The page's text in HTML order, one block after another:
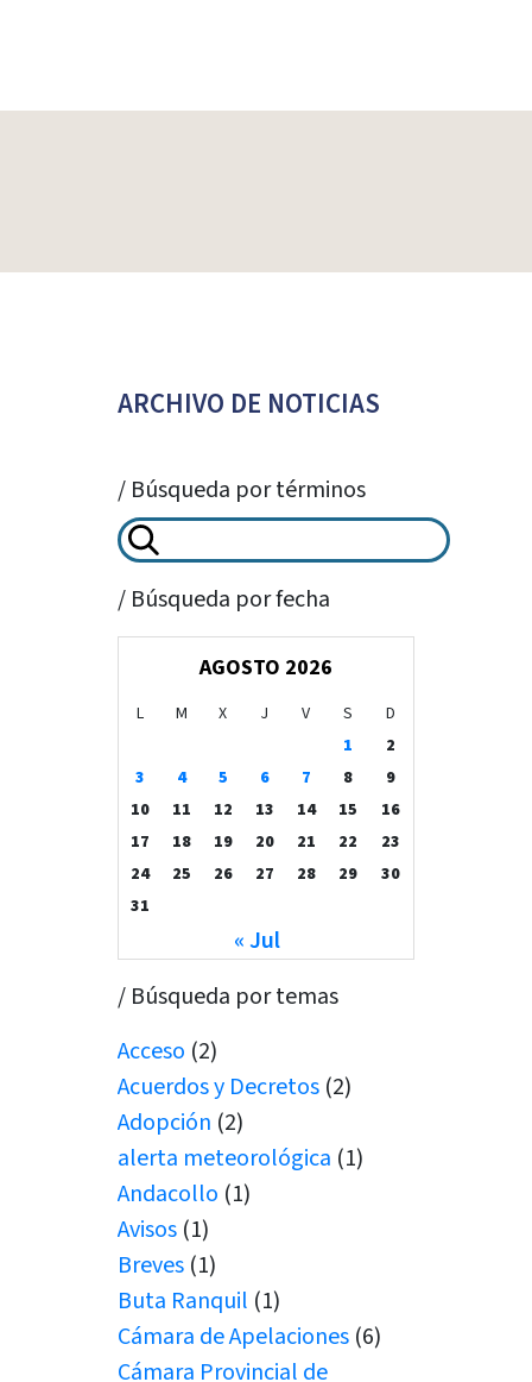
ARCHIVO DE NOTICIAS
/ Búsqueda por términos
/ Búsqueda por fecha
AGOSTO 2026
L M X J V S
D
1
2
3
4 5 6 7 8
9
10
11 12 13 14 15
16
17
18 19 20 21 22
23
24
25 26 27 28 29
30
31
« Jul
/ Búsqueda por temas
Acceso (2)
Acuerdos y Decretos (2)
Adopción (2)
alerta meteorológica (1)
Andacollo (1)
Avisos (1)
Breves (1)
Buta Ranquil (1)
Cámara de Apelaciones (6)
Cámara Provincial de